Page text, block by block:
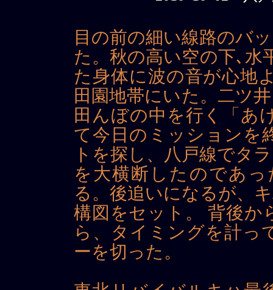
目の前の細い線路のバ
た。秋の高い空の下､水
た身体に波の音が心地
田園地帯にいた。二ツ
田んぼの中を行く「あ
て今日のミッションを
トを探し、八戸線でタ
を大横断したのであ
る。後追いになるが、
構図をセット。 背後か
ら、タイミングを計っ
ーを切った。